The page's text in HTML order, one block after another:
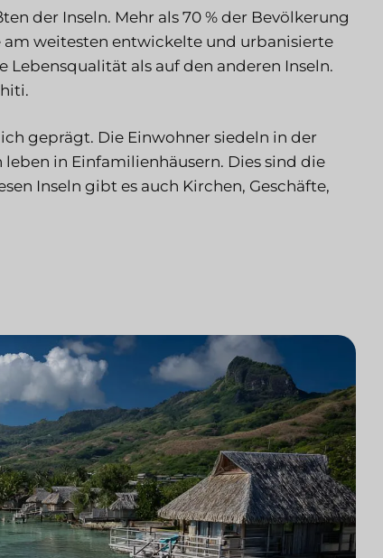
der Inseln. Mehr als 70 % der Bevölkerung
weitesten entwickelte und urbanisierte
Lebensqualität als auf den anderen Inseln.
geprägt. Die Einwohner siedeln in der
in Einfamilienhäusern. Dies sind die
Inseln gibt es auch Kirchen, Geschäfte,